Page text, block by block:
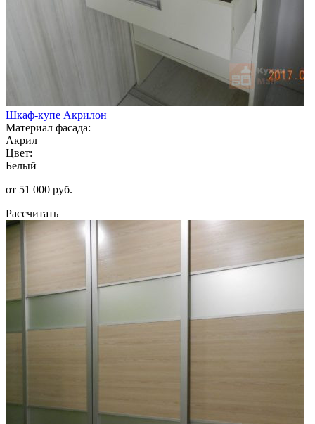
Шкаф-купе Акрилон
Материал фасада:
Акрил
Цвет:
Белый
от 51 000 руб.
Рассчитать